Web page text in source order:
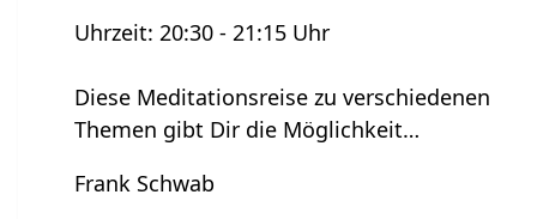
Uhrzeit: 20:30 - 21:15 Uhr
Diese Meditationsreise zu verschiedenen
Themen gibt Dir die Möglichkeit…
Frank Schwab